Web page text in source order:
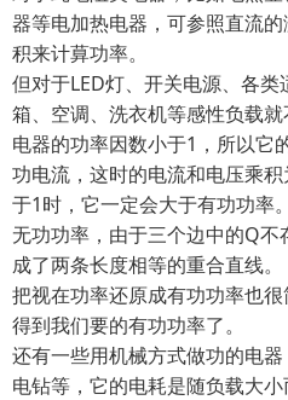
器等电加热电器，可参照直流
积来计萛功率。
但对于LED灯、开关电源、各
箱、空调、洗衣机等感性负载
电器的功率因数小于1，所以它
功电流，这时的电流和电压乘
于1时，它一定会大于有功功率
无功功率，由于三个边中的Q
成了两条长度相等的重合直线。
把视在功率还原成有功功率也
得到我们要的有功功率了。
还有一些用机械方式做功的电
电钻等，它的电耗是随负载大